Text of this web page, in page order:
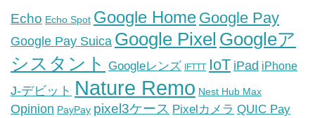
Echo Echo Spot Google Home Google Pay
Google Pay Suica Google Pixel Googleア
シスタント Googleレンズ IFTTT IoT iPad iPhone
J-デビット Nature Remo Nest Hub Max
Opinion PayPay pixel3ケース Pixelカメラ QUIC Pay